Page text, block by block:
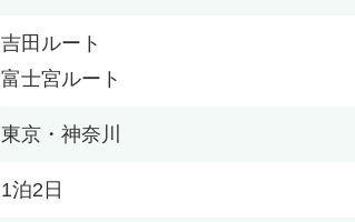
吉田ルート
富士宮ルート
東京・神奈川
1泊2日